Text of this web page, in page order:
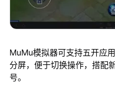
MuMu模拟器可支持五开应
分屏，便于切换操作，搭配
号。